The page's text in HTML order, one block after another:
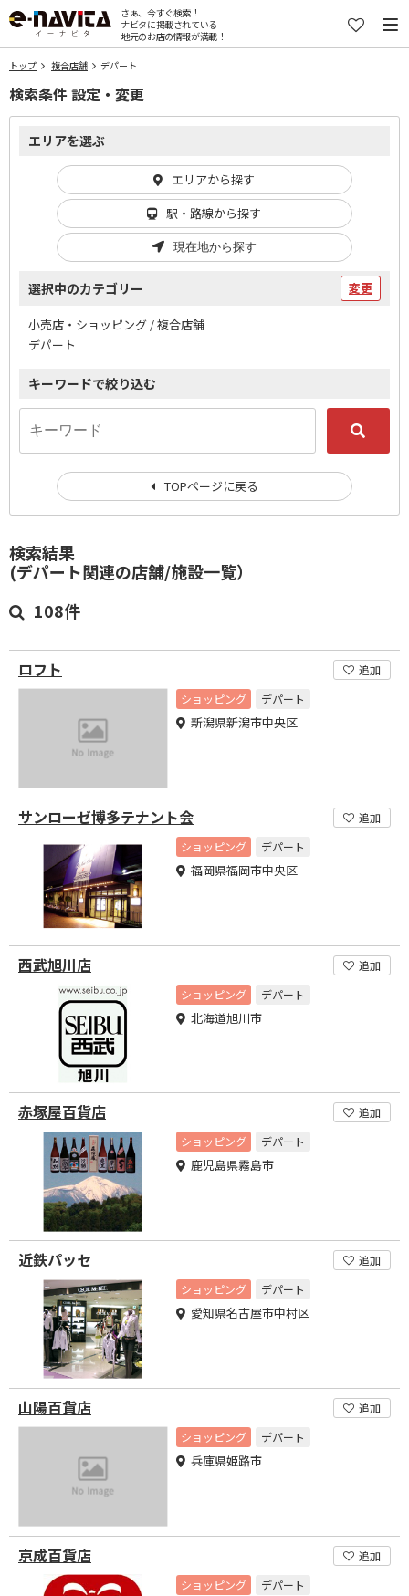
さぁ、今すぐ検索！
ナビタに掲載されている
地元のお店の情報が満載！
トップ 複合店舗 デパート
検索結果
(デパート関連の店舗/施設一覧）
108件
ロフト
追加
ショッピング
デパート
新潟県新潟市中央区
サンローゼ博多テナント会
追加
ショッピング
デパート
福岡県福岡市中央区
西武旭川店
追加
ショッピング
デパート
北海道旭川市
赤塚屋百貨店
追加
ショッピング
デパート
鹿児島県霧島市
近鉄パッセ
追加
ショッピング
デパート
愛知県名古屋市中村区
山陽百貨店
追加
ショッピング
デパート
兵庫県姫路市
京成百貨店
追加
ショッピング
デパート
検索条件 設定・変更
エリアを選ぶ
エリアから探す
駅・路線から探す
現在地から探す
選択中のカテゴリー 変更
小売店・ショッピング / 複合店舗
デパート
キーワードで絞り込む
TOPページに戻る